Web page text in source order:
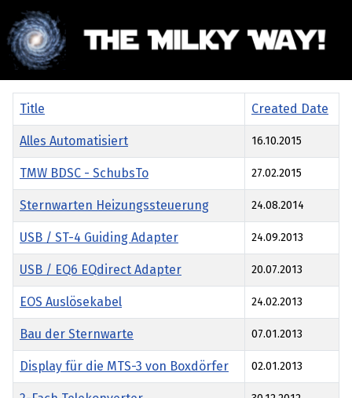
Title Created Date
Alles Automatisiert 16.10.2015
TMW BDSC - SchubsTo 27.02.2015
Sternwarten Heizungssteuerung 24.08.2014
USB / ST-4 Guiding Adapter 24.09.2013
USB / EQ6 EQdirect Adapter 20.07.2013
EOS Auslösekabel 24.02.2013
Bau der Sternwarte 07.01.2013
Display für die MTS-3 von Boxdörfer 02.01.2013